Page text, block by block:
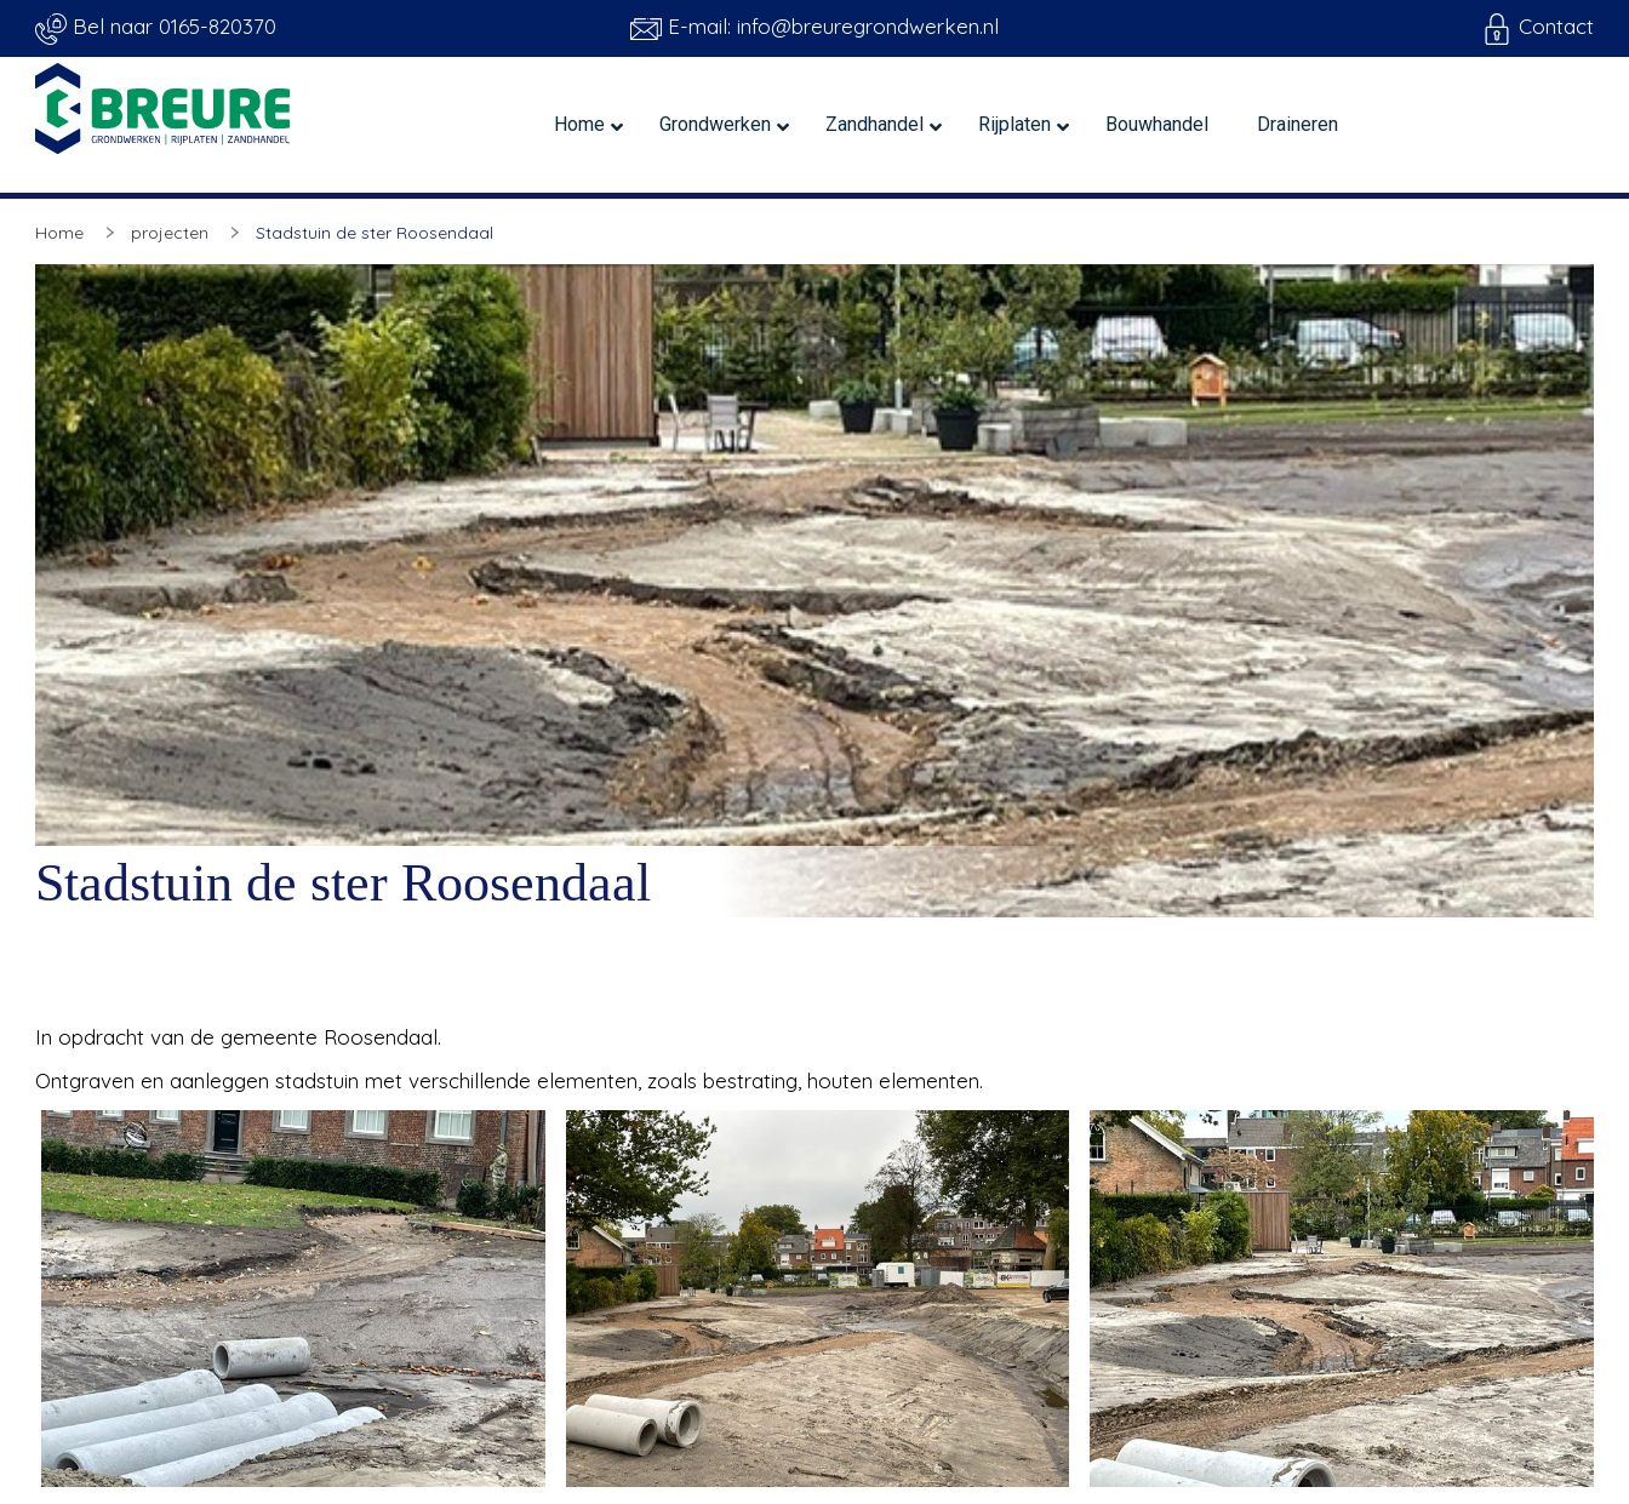
Bel naar 0165-820370 E-mail: info@breuregrondwerken.nl Contact
Home Grondwerken Zandhandel Rijplaten Bouwhandel Draineren
Home projecten Stadstuin de ster Roosendaal
Stadstuin de ster Roosendaal
In opdracht van de gemeente Roosendaal.
Ontgraven en aanleggen stadstuin met verschillende elementen, zoals bestrating, houten elementen.